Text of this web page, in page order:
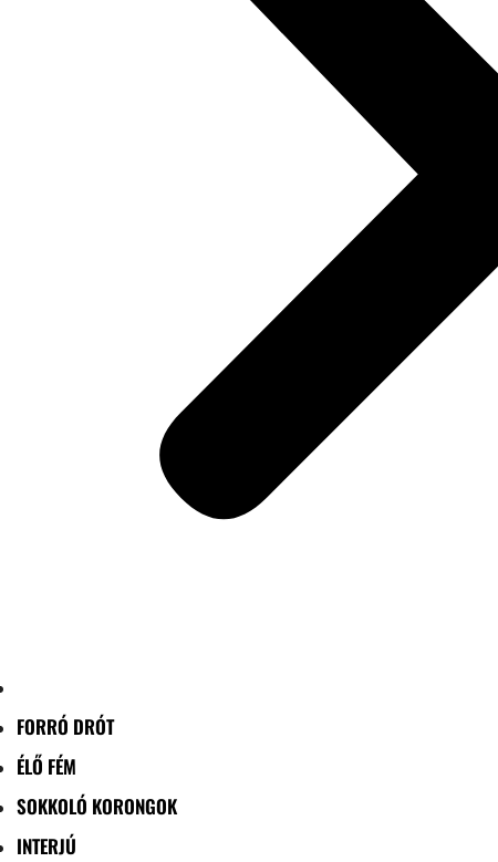
FORRÓ DRÓT
ÉLŐ FÉM
SOKKOLÓ KORONGOK
INTERJÚ